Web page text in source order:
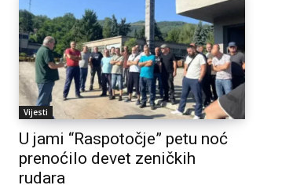
Vijesti
U jami “Raspotočje” petu noć
prenoćilo devet zeničkih
rudara